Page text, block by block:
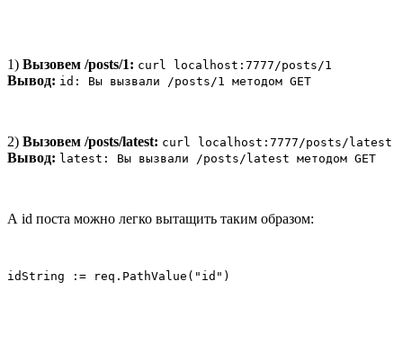
1) Вызовем /posts/1: curl localhost:7777/posts/1
Вывод: id: Вы вызвали /posts/1 методом GET
2) Вызовем /posts/latest: curl localhost:7777/posts/latest
Вывод: latest: Вы вызвали /posts/latest методом GET
А id поста можно легко вытащить таким образом:
idString := req.PathValue("id")